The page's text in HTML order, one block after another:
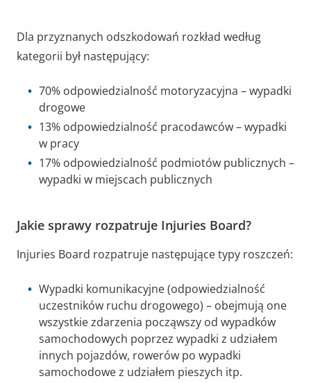
Dla przyznanych odszkodowań rozkład według
kategorii był następujący:
70% odpowiedzialność motoryzacyjna – wypadki
drogowe
13% odpowiedzialność pracodawców – wypadki
w pracy
17% odpowiedzialność podmiotów publicznych –
wypadki w miejscach publicznych
Jakie sprawy rozpatruje Injuries Board?
Injuries Board rozpatruje następujące typy roszczeń:
Wypadki komunikacyjne (odpowiedzialność
uczestników ruchu drogowego) – obejmują one
wszystkie zdarzenia począwszy od wypadków
samochodowych poprzez wypadki z udziałem
innych pojazdów, rowerów po wypadki
samochodowe z udziałem pieszych itp.